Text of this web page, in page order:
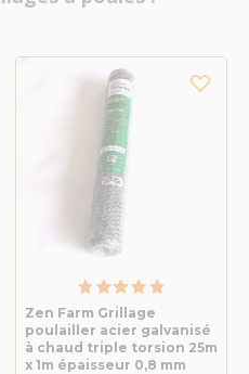
Zen Farm Grillage
poulailler acier galvanisé
à chaud triple torsion 25m
x 1m épaisseur 0,8 mm